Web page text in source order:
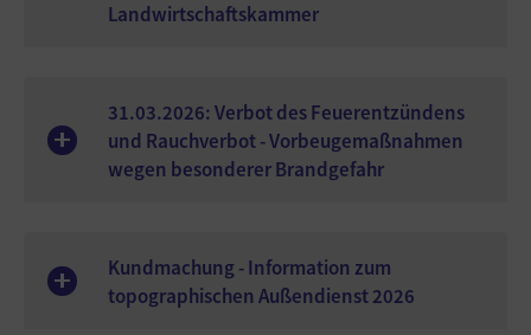
Landwirtschaftskammer
31.03.2026: Verbot des Feuerentzündens
und Rauchverbot - Vorbeugemaßnahmen
wegen besonderer Brandgefahr
Kundmachung - Information zum
topographischen Außendienst 2026